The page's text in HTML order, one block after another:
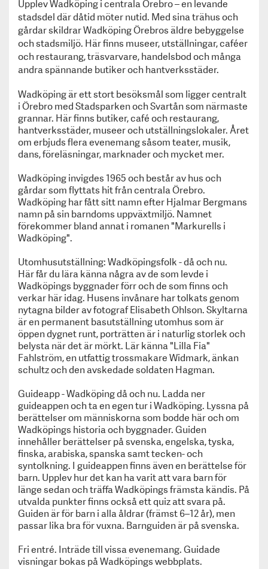
Start
Press
Sofiero Slott & Slottsträdgård tilldelas
Kulturarvspriset 2025!
Nordiska museet tilldelas Kulturarvspriset 2024!
Katrinetorp Landeri tilldelas Kulturarvspriset 2022!
Grenna museum tilldelas Kulturarvspriset 2021
Livrustkammaren tilldelas Kulturarvspriset 2020!
Sörmlands museum får Kulturarvspriset 2019!
Svenskt Kulturarvs årliga pris – Kulturarvspriset
har tilldelats Alexandra von Schwerin, Skarhult
Slott.
Museiföreningen Svenskt Kulturarvs årliga pris –
Kulturarvspriset har tilldelats Hallwylska museet.
Roligare historielektioner - med nya KulTur-spelet
Kulturarvspris till Mimmi Mannheimer och Kalmar
slott
Om oss
Upplev Wadköping i centrala Örebro – en levande
stadsdel där dåtid möter nutid. Med sina trähus och
gårdar skildrar Wadköping Örebros äldre bebyggelse
och stadsmiljö. Här finns museer, utställningar, caféer
och restaurang, träsvarvare, handelsbod och många
andra spännande butiker och hantverksstäder.
Wadköping är ett stort besöksmål som ligger centralt
i Örebro med Stadsparken och Svartån som närmaste
grannar. Här finns butiker, café och restaurang,
hantverksstäder, museer och utställningslokaler. Året
om erbjuds flera evenemang såsom teater, musik,
dans, föreläsningar, marknader och mycket mer.
Wadköping invigdes 1965 och består av hus och
gårdar som flyttats hit från centrala Örebro.
Wadköping har fått sitt namn efter Hjalmar Bergmans
namn på sin barndoms uppväxtmiljö. Namnet
förekommer bland annat i romanen "Markurells i
Wadköping".
Utomhusutställning: Wadköpingsfolk - då och nu.
Här får du lära känna några av de som levde i
Wadköpings byggnader förr och de som finns och
verkar här idag. Husens invånare har tolkats genom
nytagna bilder av fotograf Elisabeth Ohlson. Skyltarna
är en permanent basutställning utomhus som är
öppen dygnet runt, porträtten är i naturlig storlek och
belysta när det är mörkt. Lär känna "Lilla Fia"
Fahlström, en utfattig trossmakare Widmark, änkan
schultz och den avskedade soldaten Hagman.
Guideapp - Wadköping då och nu. Ladda ner
guideappen och ta en egen tur i Wadköping. Lyssna på
berättelser om människorna som bodde här och om
Wadköpings historia och byggnader. Guiden
innehåller berättelser på svenska, engelska, tyska,
finska, arabiska, spanska samt tecken- och
syntolkning. I guideappen finns även en berättelse för
barn. Upplev hur det kan ha varit att vara barn för
länge sedan och träffa Wadköpings främsta kändis. På
utvalda punkter finns också ett quiz att svara på.
Guiden är för barn i alla åldrar (främst 6–12 år), men
passar lika bra för vuxna. Barnguiden är på svenska.
Fri entré. Inträde till vissa evenemang. Guidade
visningar bokas på Wadköpings webbplats.